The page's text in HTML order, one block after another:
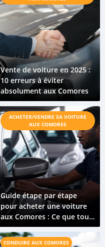
Vente de voiture en 2025 :
10 erreurs à éviter
absolument aux Comores
ACHETER/VENDRE SA VOITURE
AUX COMORES
Guide étape par étape
pour acheter une voiture
aux Comores : Ce que tout
acheteur doit savoir
CONDUIRE AUX COMORES